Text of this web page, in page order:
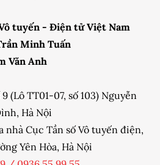
tuyến - Điện tử Việt Nam
Minh Tuấn
Văn Anh
(Lô TT01-07, số 103) Nguyễn
Hà Nội
nhà Cục Tần số Vô tuyến điện,
Yên Hòa, Hà Nội